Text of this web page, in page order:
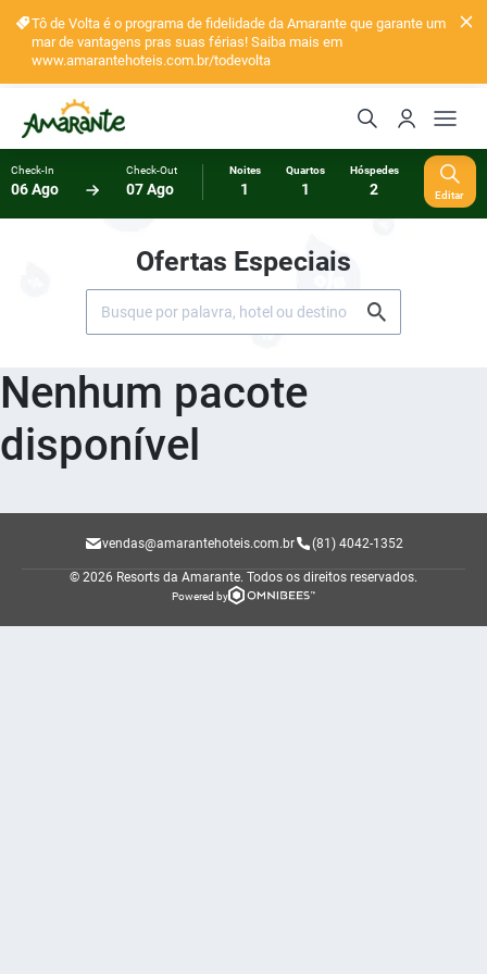
Tô de Volta é o programa de fidelidade da Amarante que garante um
mar de vantagens pras suas férias! Saiba mais em
www.amarantehoteis.com.br/todevolta
Check-In
06 Ago
Check-Out
07 Ago
Noites
1
Quartos
1
Hóspedes
2 Editar
Ofertas Especiais
Nenhum pacote
disponível
vendas@amarantehoteis.com.br (81) 4042-1352
© 2026 Resorts da Amarante. Todos os direitos reservados.
Powered by